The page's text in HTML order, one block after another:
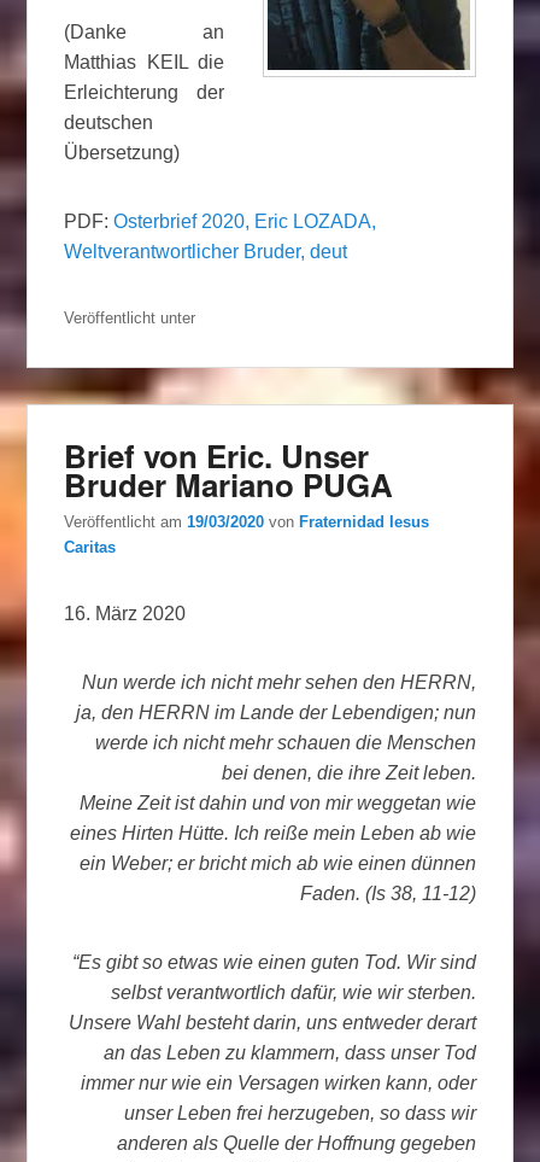
(Danke an
Matthias KEIL die
Erleichterung der
deutschen
Übersetzung)
PDF:Osterbrief 2020, Eric LOZADA,
Weltverantwortlicher Bruder, deut
Veröffentlicht unter
Brief von Eric. Unser
Bruder Mariano PUGA
Veröffentlicht am19/03/2020 von Fraternidad Iesus
Caritas
16. März 2020
Nun werde ich nicht mehr sehen den HERRN,
ja, den HERRN im Lande der Lebendigen; nun
werde ich nicht mehr schauen die Menschen
bei denen, die ihre Zeit leben.
Meine Zeit ist dahin und von mir weggetan wie
eines Hirten Hütte. Ich reiße mein Leben ab wie
ein Weber; er bricht mich ab wie einen dünnen
Faden. (Is 38, 11-12)
“Es gibt so etwas wie einen guten Tod. Wir sind
selbst verantwortlich dafür, wie wir sterben.
Unsere Wahl besteht darin, uns entweder derart
an das Leben zu klammern, dass unser Tod
immer nur wie ein Versagen wirken kann, oder
unser Leben frei herzugeben, so dass wir
anderen als Quelle der Hoffnung gegeben